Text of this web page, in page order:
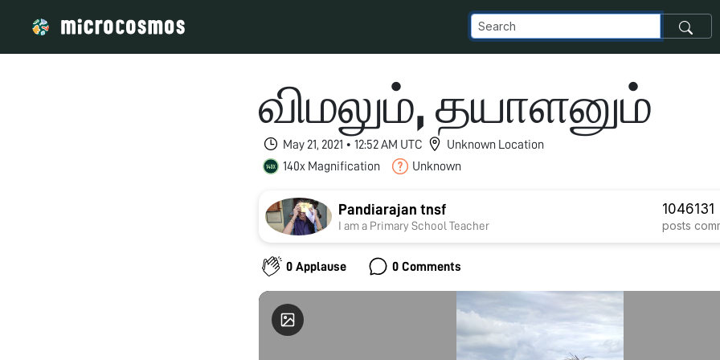
விமலும், தயாளனும்
May 21, 2021 • 12:52 AM UTC
Unknown Location
140x Magnification
Unknown
Pandiarajan tnsf
I am a Primary School Teacher
1046
posts
131
0 Applause 0 Comments